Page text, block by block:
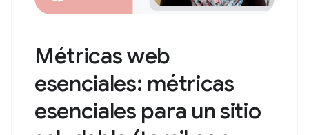
Métricas web
esenciales: métricas
esenciales para un sitio